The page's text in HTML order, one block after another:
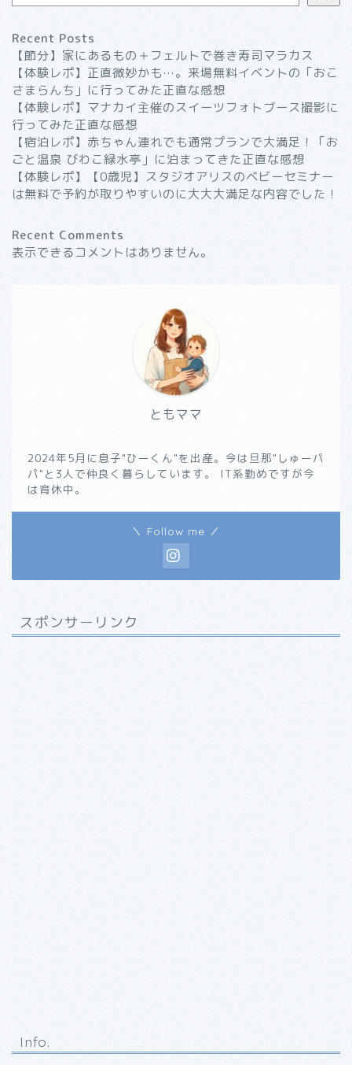
Recent Posts
【節分】家にあるもの＋フェルトで巻き寿司マラカス
【体験レポ】正直微妙かも…。来場無料イベントの「おこ
さまらんち」に行ってみた正直な感想
【体験レポ】マナカイ主催のスイーツフォトブース撮影に
行ってみた正直な感想
【宿泊レポ】赤ちゃん連れでも通常プランで大満足！「お
ごと温泉 びわこ緑水亭」に泊まってきた正直な感想
【体験レポ】【0歳児】スタジオアリスのベビーセミナー
は無料で予約が取りやすいのに大大大満足な内容でした！
Recent Comments
表示できるコメントはありません。
ともママ
2024年5月に息子"ひーくん"を出産。今は旦那"しゅーパ
パ"と3人で仲良く暮らしています。 IT系勤めですが今
は育休中。
＼ Follow me ／
スポンサーリンク
Info.